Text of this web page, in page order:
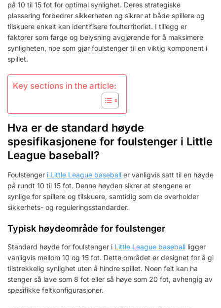
SPESIFIKASJONER:
HØYDE,
PLASSERING,
SYNLIGHET
på 10 til 15 fot for optimal synlighet. Deres strategiske
plassering forbedrer sikkerheten og sikrer at både spillere og
tilskuere enkelt kan identifisere foulterritoriet. I tillegg er
faktorer som farge og belysning avgjørende for å maksimere
synligheten, noe som gjør foulstenger til en viktig komponent i
spillet.
Key sections in the article:
Hva er de standard høyde
spesifikasjonene for foulstenger i Little
League baseball?
Foulstenger i Little League baseball er vanligvis satt til en høyde
på rundt 10 til 15 fot. Denne høyden sikrer at stengene er
synlige for spillere og tilskuere, samtidig som de overholder
sikkerhets- og reguleringsstandarder.
Typisk høydeområde for foulstenger
Standard høyde for foulstenger i Little League baseball ligger
vanligvis mellom 10 og 15 fot. Dette området er designet for å gi
tilstrekkelig synlighet uten å hindre spillet. Noen felt kan ha
stenger så lave som 8 fot eller så høye som 20 fot, avhengig av
spesifikke feltkonfigurasjoner.